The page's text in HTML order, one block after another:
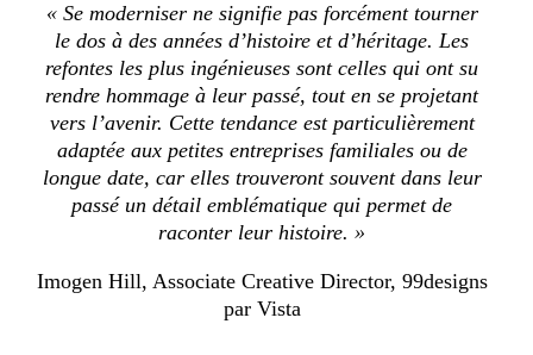
« Se moderniser ne signifie pas forcément tourner
le dos à des années d’histoire et d’héritage. Les
refontes les plus ingénieuses sont celles qui ont su
rendre hommage à leur passé, tout en se projetant
vers l’avenir. Cette tendance est particulièrement
adaptée aux petites entreprises familiales ou de
longue date, car elles trouveront souvent dans leur
passé un détail emblématique qui permet de
raconter leur histoire. »
Imogen Hill, Associate Creative Director, 99designs
par Vista